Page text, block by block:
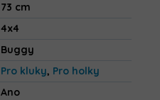
73 cm
4x4
Buggy
Pro kluky, Pro holky
Ano